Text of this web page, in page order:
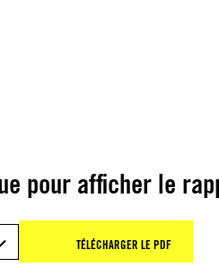
pour afficher le
TÉLÉCHARGER LE PDF